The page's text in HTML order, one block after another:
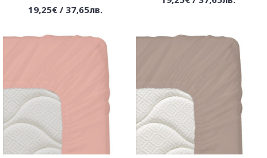
19,25€ / 37,65лв.